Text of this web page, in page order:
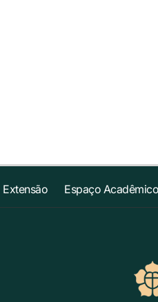
Extensão Espaço Acadêmico